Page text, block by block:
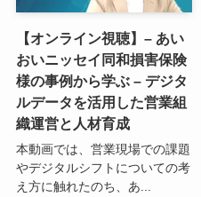
【オンライン視聴】– あい
おいニッセイ同和損害保険
様の事例から学ぶ – デジタ
ルデータを活用した営業組
織運営と人材育成
本動画では、営業現場での課題
やデジタルシフトについての考
え方に触れたのち、あ...